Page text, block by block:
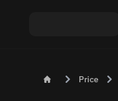
Price